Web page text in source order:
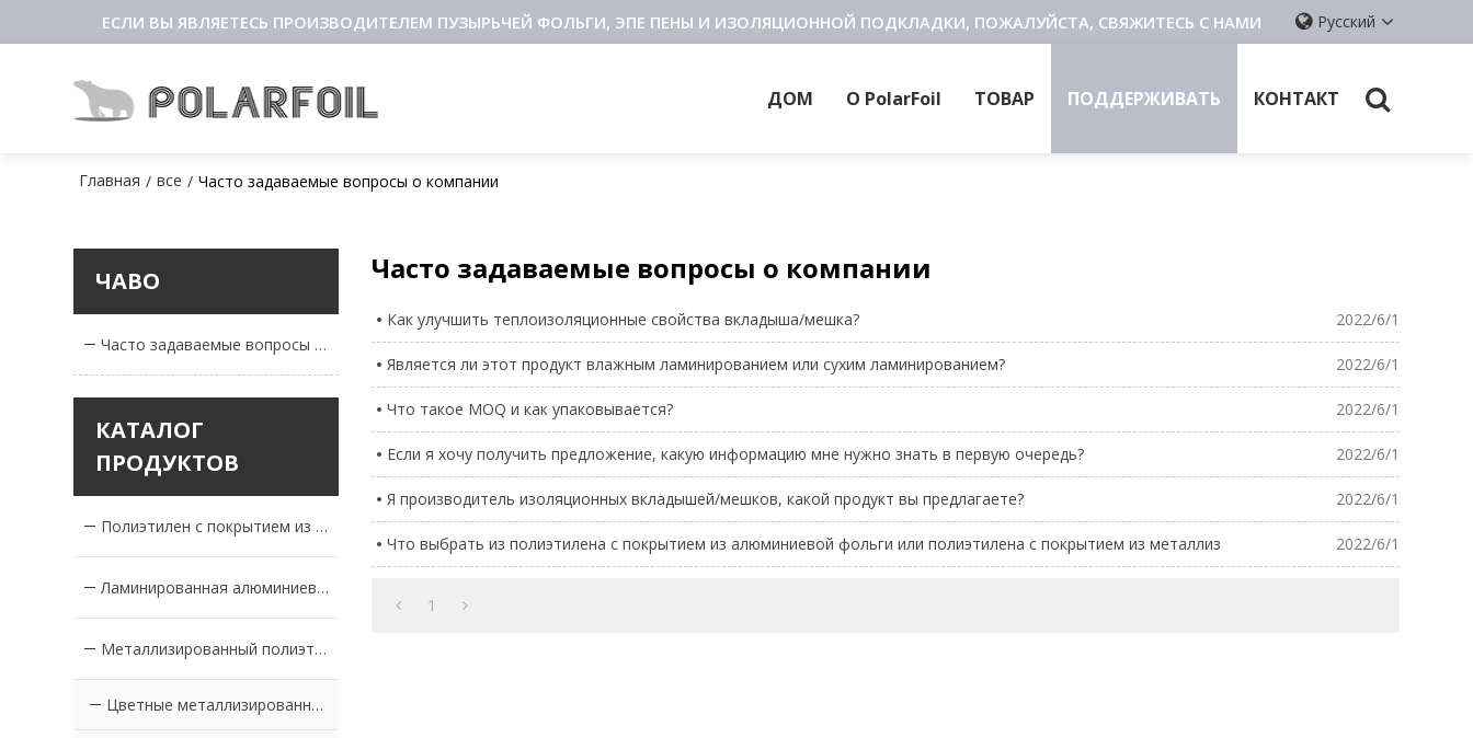
ЕСЛИ ВЫ ЯВЛЯЕТЕСЬ ПРОИЗВОДИТЕЛЕМ ПУЗЫРЬЧЕЙ ФОЛЬГИ, ЭПЕ ПЕНЫ И ИЗОЛЯЦИОННОЙ ПОДКЛАДКИ, ПОЖАЛУЙСТА, СВЯЖИТЕСЬ С НАМИ Русский
ДОМ О PolarFoil ТОВАР ПОДДЕРЖИВАТЬ КОНТАКТ
Главная / все / Часто задаваемые вопросы о компании
ЧАВО
Часто задаваемые вопросы о компании
КАТАЛОГ
ПРОДУКТОВ
Полиэтилен с покрытием из алюминиевой фольги
Ламинированная алюминиевая фольга
Металлизированный полиэтилен с покрытием из ПЭТ-пленки
Цветные металлизированные ПЭТ-пленки с покрытием из ПЭ
Часто задаваемые вопросы о компании
Как улучшить теплоизоляционные свойства вкладыша/мешка? 2022/6/1
Является ли этот продукт влажным ламинированием или сухим ламинированием? 2022/6/1
Что такое MOQ и как упаковывается? 2022/6/1
Если я хочу получить предложение, какую информацию мне нужно знать в первую очередь? 2022/6/1
Я производитель изоляционных вкладышей/мешков, какой продукт вы предлагаете? 2022/6/1
Что выбрать из полиэтилена с покрытием из алюминиевой фольги или полиэтилена с покрытием из металлиз 2022/6/1
1